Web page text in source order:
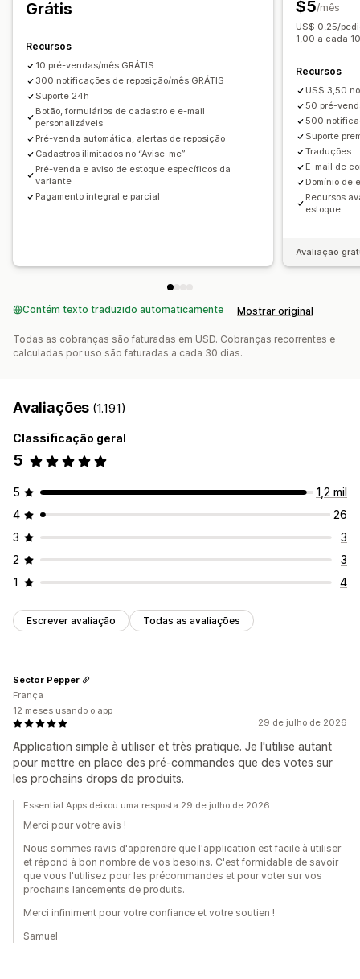
Depósitos
Lembrete de pagamento futuro
Cronogramas de pagamentos
Carrinho misto
Configurações de alertas
Botão de notificação
Análises e relatórios
Demanda de clientes
Relatórios de desempenho Previsão de vendas
Acompanhamento de estoque
Grátis
Recursos
10 pré-vendas/mês GRÁTIS
300 notificações de reposição/mês GRÁTIS
Suporte 24h
Botão, formulários de cadastro e e-mail
personalizáveis
Pré-venda automática, alertas de reposição
Cadastros ilimitados no “Avise-me”
Pré-venda e aviso de estoque específicos da
variante
Pagamento integral e parcial
$5/mês
US$ 0,25/
1,00 a cada
Recursos
US$ 3,50
50 pré-
500
Suporte
Traduções
E-mail de
Domínio de
Recursos
estoque
Avaliação
Contém texto traduzido automaticamente Mostrar original
Todas as cobranças são faturadas em USD. Cobranças recorrentes e
calculadas por uso são faturadas a cada 30 dias.
Avaliações (1.191)
Classificação geral
5
5
1,2 mil
4
26
3
3
2
3
1
4
Escrever avaliação Todas as avaliações
29 de julho de 2026
Application simple à utiliser et très pratique. Je l'utilise autant
pour mettre en place des pré-commandes que des votes sur
les prochains drops de produits.
Sector Pepper
França
12 meses usando o app
Essential Apps deixou uma resposta 29 de julho de 2026
Merci pour votre avis !
Nous sommes ravis d'apprendre que l'application est facile à utiliser
et répond à bon nombre de vos besoins. C'est formidable de savoir
que vous l'utilisez pour les précommandes et pour voter sur vos
prochains lancements de produits.
Merci infiniment pour votre confiance et votre soutien !
Samuel